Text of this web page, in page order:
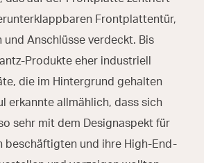
Frontplattentür,
und Anschlüsse verdeckt. Bis
Produkte eher industriell
die im Hintergrund gehalten
erkannte allmählich, dass sich
sehr mit dem Designaspekt für
beschäftigten und ihre High-End-